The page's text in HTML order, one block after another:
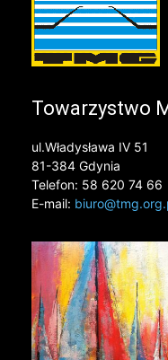
Towarzystwo
ul.Władysława IV 51
81-384 Gdynia
Telefon: 58 620 74 66
E-mail: